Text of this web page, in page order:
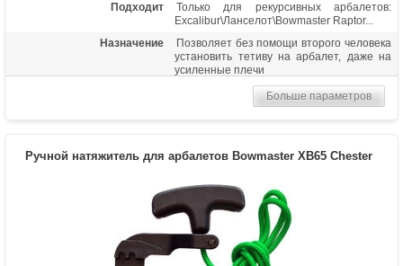
Подходит
Только для рекурсивных арбалетов:
Excalibur\Ланселот\Bowmaster Raptor...
Назначение
Позволяет без помощи второго человека
установить тетиву на арбалет, даже на
усиленные плечи
Больше параметров
Ручной натяжитель для арбалетов Bowmaster XB65 Chester